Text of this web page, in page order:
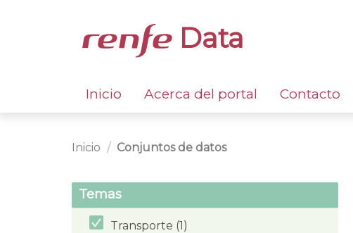
Data
Inicio Acerca del portal Contacto
Inicio Conjuntos de datos
Temas
Transporte (1)